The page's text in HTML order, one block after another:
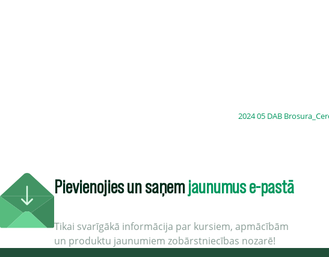
2024 05 DAB
Pievienojies un saņemjaunumus e-pastā
Tikai svarīgākā informācija par kursiem, apmācībām
un produktu jaunumiem zobārstniecības nozarē!